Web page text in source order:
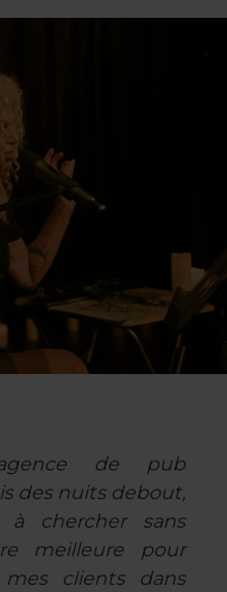
de pub
des nuits debout,
chercher sans
meilleure pour
clients dans